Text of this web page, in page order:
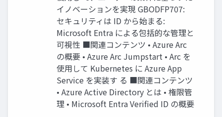
イノベーションを実現 GBODFP707:
セキュリティは ID から始まる:
Microsoft Entra による包括的な管理と
可視性 ■関連コンテンツ • Azure Arc
の概要 • Azure Arc Jumpstart • Arc を
使用して Kubernetes に Azure App
Service を実装す る ■関連コンテンツ
• Azure Active Directory とは • 権限管
理 • Microsoft Entra Verified ID の概要